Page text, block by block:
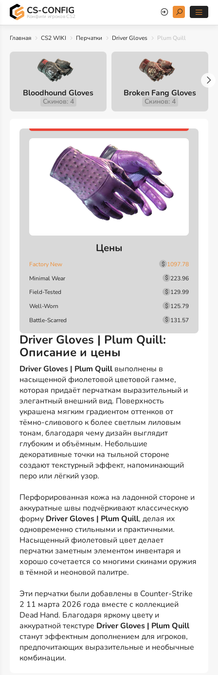
CS-CONFIG
Конфиги игроков CS2
Главная CS2 WIKI Перчатки Driver Gloves Plum Quill
Bloodhound Gloves
Скинов: 4
Broken Fang Gloves
Скинов: 4
Цены
Factory New
1097.78
Minimal Wear
223.96
Field-Tested
129.99
Well-Worn
125.79
Battle-Scarred
131.57
Driver Gloves | Plum Quill:
Описание и цены
Driver Gloves | Plum Quill выполнены в
насыщенной фиолетовой цветовой гамме,
которая придаёт перчаткам выразительный и
элегантный внешний вид. Поверхность
украшена мягким градиентом оттенков от
тёмно-сливового к более светлым лиловым
тонам, благодаря чему дизайн выглядит
глубоким и объёмным. Небольшие
декоративные точки на тыльной стороне
создают текстурный эффект, напоминающий
перо или лёгкий узор.
Перфорированная кожа на ладонной стороне и
аккуратные швы подчёркивают классическую
форму Driver Gloves | Plum Quill, делая их
одновременно стильными и практичными.
Насыщенный фиолетовый цвет делает
перчатки заметным элементом инвентаря и
хорошо сочетается со многими скинами оружия
в тёмной и неоновой палитре.
Эти перчатки были добавлены в Counter-Strike
2 11 марта 2026 года вместе с коллекцией
Dead Hand. Благодаря яркому цвету и
аккуратной текстуре Driver Gloves | Plum Quill
станут эффектным дополнением для игроков,
предпочитающих выразительные и необычные
комбинации.